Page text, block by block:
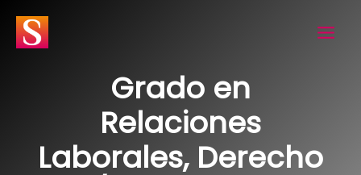
contenido
Grado en
Relaciones
Laborales, Derecho